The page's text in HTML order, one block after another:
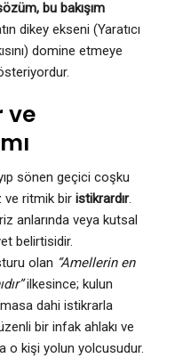
bu bakışım
dikey ekseni (Yaratıcı
domine etmeye
ve
sönen geçici coşku
ve ritmik bir istikrardır.
anlarında veya kutsal
belirtisidir.
olan “Amellerin en
ilkesince; kulun
dahi istikrarla
bir infak ahlakı ve
o kişi yolun yolcusudur.